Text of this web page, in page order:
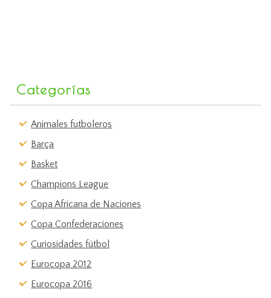
Categorías
Animales futboleros
Barça
Basket
Champions League
Copa Africana de Naciones
Copa Confederaciones
Curiosidades fútbol
Eurocopa 2012
Eurocopa 2016